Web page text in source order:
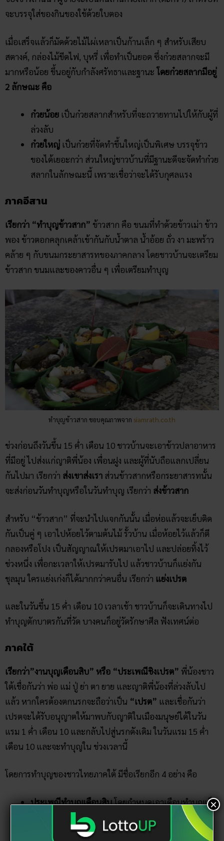
จะบรรจุใส่ของกินของใช้ด้วยใบตอง
เมื่อเสร็จแล้วก็มัดด้วยไม้ไผ่เหลาเป็นก้านเล็ก ๆ สำหรับเสียบ
สตางค์, กล่องไม้ขีดไฟ, บุหรี่ เพื่อทำเป็นยอด ซึ่งก๋วยสลากจะมี
มากหรือน้อย ขึ้นอยู่กับกำลังศรัทธาและฐานะ โดยก๋วยสลากมีอยู่
2 ลักษณะ คือ
ก๋วยน้อย เป็นก๋วยสลากสำหรับที่จะถวายทานไปให้กับผู้ที่
ล่วงลับ
ก๋วยใหญ่ เป็นก๋วยที่จัดทำขึ้นใหญ่เป็นพิเศษ บรรจุข้าว
ของได้เยอะกว่า ส่วนใหญ่ชาวบ้านที่มีฐานะดีจะจัดทำก๋วย
สลากในลักษณะนี้ เพราะเชื่อว่าจะได้รับกุศลแรง
ภาคอีสาน
เรียกว่า “ทำบุญข้าวสาก” ข้าวสาก คือ ขนมที่ทำด้วยข้าวเม่า ข้าว
พอง ข้าวตอกคลุกเคล้าเข้ากันกับน้ำตาล น้ำอ้อย ถั่ว งา มะพร้าว
คล้าย ๆ กับขนมกระยาสารทของภาคกลาง โดยชาวบ้านจะเตรียม
ข้าวสาก ขนมและของคาวอื่น ๆ เพื่อเตรียมทำบุญ
ทำบุญข้าวสาก ขอบคุณภาพจาก siamrath.co.th
ช่วงก่อนถึงวันขึ้น 15 ค่ำ เดือน 10 ชาวบ้านจะเอาข้าวปลาอาหาร
ที่มีอยู่ ไปส่งแก่ญาติพี่น้อง เพื่อนฝูง และผู้ที่นับถือแลกเปลี่ยน
กันไปมา เรียกว่า ส่งเขาส่งเรา ส่วนข้าวสากหรือกระยาสารทนั้น
จะส่งก่อนวันทำบุญหรือในวันทำบุญ เรียกว่า ส่งข้าวสาก
สำหรับ “ข้าวสาก” ที่จะนำไปแจกกันนั้น เมื่อห่อแล้วจะเย็บติด
กันเป็นคู่ ๆ เอาไปห้อยไว้ตามต้นไม้ รั้วบ้าน เมื่อห้อยไว้แล้วก็ตี
กลองหรือโปง เป็นสัญญาณให้เปรตมาเอาไป และปล่อยทิ้งไว้
ช่วงหนึ่ง เพื่อกะเวลาให้เปรตมารับไป แล้วชาวบ้านก็แย่งกัน
ชุลมุน ใครแย่งเก่งก็ได้มากกว่าคนอื่น เรียกว่า แย่งเปรต
และในวันขึ้น 15 ค่ำ เดือน 10 เวลาเช้า ชาวบ้านก็จะเดินทางไป
ทำบุญตักบาตรกันที่วัด บางคนก็อยู่วัดรักษาศีล ฟังเทศน์ต่อ
ภาคใต้
เรียกว่า”งานบุญเดือนสิบ” หรือ “ประเพณีชิงเปรต” พี่น้องชาว
ใต้เชื่อกันว่า พ่อ แม่ ปู่ ย่า ตา ยาย และญาติพี่น้องที่ล่วงลับไป
แล้ว หากใครต้องตกนรกจะถือว่าเป็น “เปรต” และเชื่อกันว่า
เปรตจะได้รับอนุญาตให้มาพบกับญาติในเมืองมนุษย์ได้ในวัน
แรม 1 ค่ำ เดือน 10 และกลับไปสู่นรกดังเดิม ในวันแรม 15 ค่ำ
เดือน 10 และจะทำบุญใน ช่วงเวลานี้
โดยการทำบุญของชาวไทยภาคใต้ มีชื่อเรียกอีก 4 อย่าง คือ
ประเพณีทำบุญเดือนสิบโดยกำหนดเอาเดือนทำบุญเป็น
ประเพณีทำบุญวันสารทโดยถือหลักของการทำบุญที่มี
×